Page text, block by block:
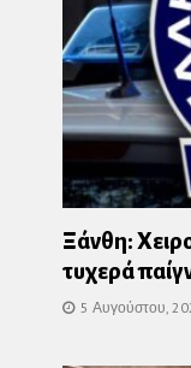
Ξάνθη:
τυχερά
5 Αυγούστου,